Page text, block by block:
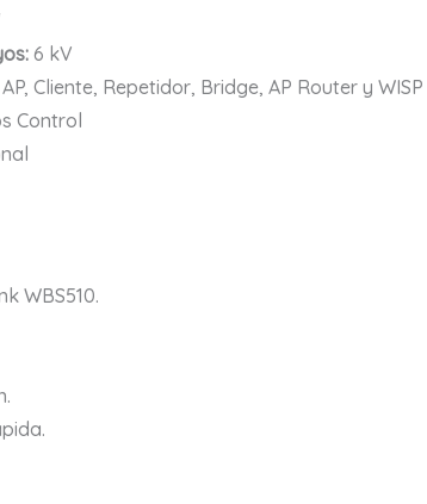
6 kV
AP, Cliente, Repetidor, Bridge, AP Router y WISP
Control
WBS510.